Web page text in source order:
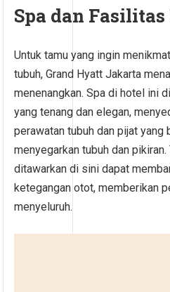
Spa dan
Untuk tamu yang ingin
tubuh, Grand Hyatt Jakarta
menenangkan. Spa di hotel ini
yang tenang dan elegan,
perawatan tubuh dan pijat yang
menyegarkan tubuh dan
ditawarkan di sini dapat
ketegangan otot, memberikan
menyeluruh.